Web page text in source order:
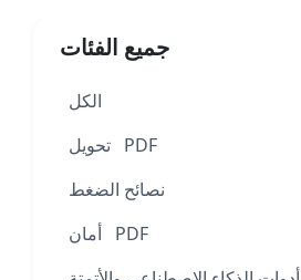
جميع الفئات
الكل
تحويل PDF
نصائح الضغط
أمان PDF